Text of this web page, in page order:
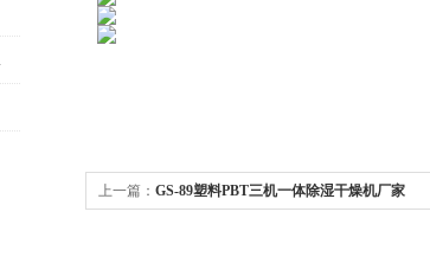
些
上一篇： GS-89塑料PBT三机一体除湿干燥机厂家